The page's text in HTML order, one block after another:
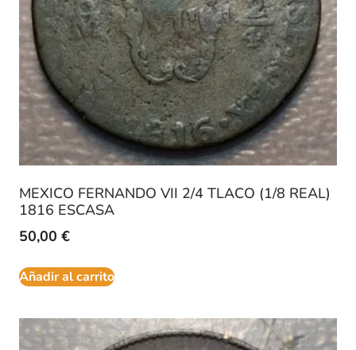
MEXICO FERNANDO VII 2/4 TLACO (1/8 REAL)
1816 ESCASA
50,00 €
Añadir al carrito